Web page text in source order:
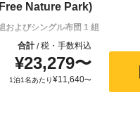
Nature Park)
およびシングル布団 1 組
合計/税・手数料込
¥23,279〜
1泊1名あたり¥11,640〜